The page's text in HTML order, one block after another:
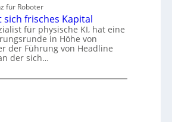
für Roboter
sich frisches Kapital
für physische KI, hat eine
in Höhe von
der Führung von Headline
der sich…